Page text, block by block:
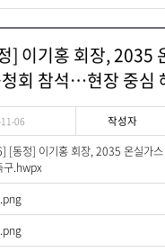
] 이기홍 회장, 2035
회 참석…현장 중심
06 작성자
[동정] 이기홍 회장, 2035 온실가스
구.hwpx